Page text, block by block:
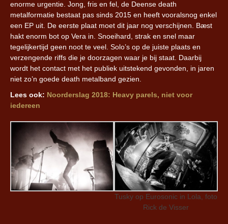
enorme urgentie. Jong, fris en fel, de Deense death
metalformatie bestaat pas sinds 2015 en heeft vooralsnog enkel
een EP uit. De eerste plaat moet dit jaar nog verschijnen. Bæst
hakt enorm bot op Vera in. Snoeihard, strak en snel maar
tegelijkertijd geen noot te veel. Solo’s op de juiste plaats en
verzengende riffs die je doorzagen waar je bij staat. Daarbij
wordt het contact met het publiek uitstekend gevonden, in jaren
niet zo’n goede death metalband gezien.
Lees ook: Noorderslag 2018: Heavy parels, niet voor
iedereen
Tusky op Eurosonic in Lola, foto
Rick de Visser